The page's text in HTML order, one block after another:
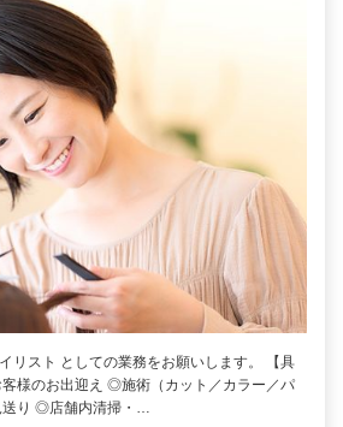
リスト としての業務をお願いします。 【具
様のお出迎え ◎施術（カット／カラー／パ
り ◎店舗内清掃・…